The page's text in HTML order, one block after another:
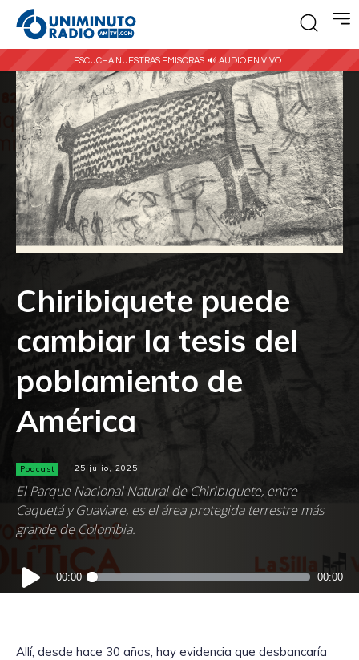
ESCUCHA NUESTRAS EMISORAS: 🔊 AUDIO EN VIVO |
Chiribiquete puede
cambiar la tesis del
poblamiento de
América
Podcast 25 julio, 2025
El Parque Nacional Natural de Chiribiquete, entre
Caquetá y Guaviare, es el área protegida terrestre más
grande de Colombia.
Reproductor
de
00:00 00:00
Allí, desde hace 30 años, hay evidencia que desbancaría